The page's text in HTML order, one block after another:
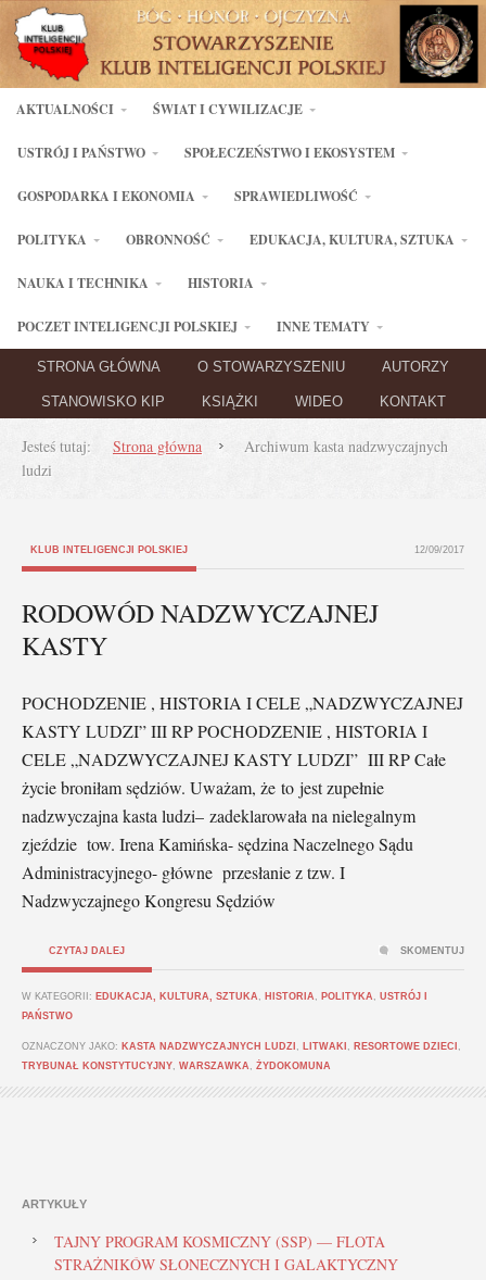
AKTUALNOŚCI ŚWIAT I CYWILIZACJE
USTRÓJ I PAŃSTWO SPOŁECZEŃSTWO I EKOSYSTEM
GOSPODARKA I EKONOMIA SPRAWIEDLIWOŚĆ
POLITYKA OBRONNOŚĆ EDUKACJA, KULTURA, SZTUKA
NAUKA I TECHNIKA HISTORIA
POCZET INTELIGENCJI POLSKIEJ INNE TEMATY
STRONA GŁÓWNA O STOWARZYSZENIU AUTORZY
STANOWISKO KIP KSIĄŻKI WIDEO KONTAKT
Jesteś tutaj: Strona główna
Archiwum kasta nadzwyczajnych
ludzi
KLUB INTELIGENCJI POLSKIEJ 12/09/2017
RODOWÓD NADZWYCZAJNEJ
KASTY
POCHODZENIE , HISTORIA I CELE „NADZWYCZAJNEJ
KASTY LUDZI” III RP POCHODZENIE , HISTORIA I
CELE „NADZWYCZAJNEJ KASTY LUDZI” III RP Całe
życie broniłam sędziów. Uważam, że to jest zupełnie
nadzwyczajna kasta ludzi– zadeklarowała na nielegalnym
zjeździe tow. Irena Kamińska- sędzina Naczelnego Sądu
Administracyjnego- główne przesłanie z tzw. I
Nadzwyczajnego Kongresu Sędziów
CZYTAJ DALEJ
W KATEGORII: EDUKACJA, KULTURA, SZTUKA HISTORIA POLITYKA
USTRÓJ I
PAŃSTWO
OZNACZONY JAKO: KASTA NADZWYCZAJNYCH LUDZI LITWAKI RESORTOWE DZIECI
TRYBUNAŁ KONSTYTUCYJNY WARSZAWKA ŻYDOKOMUNA
SKOMENTUJ
ARTYKUŁY
TAJNY PROGRAM KOSMICZNY (SSP) — FLOTA
STRAŻNIKÓW SŁONECZNYCH I GALAKTYCZNY